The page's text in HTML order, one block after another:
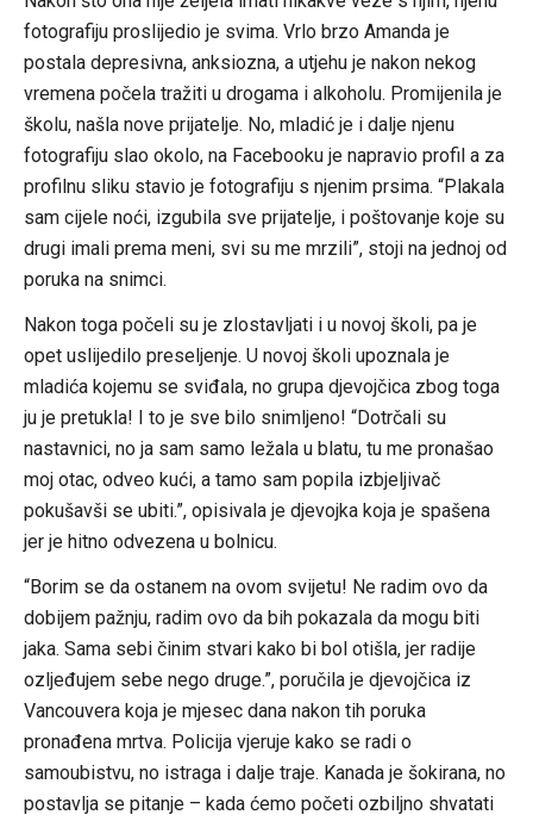
fotografiju proslijedio je svima. Vrlo brzo Amanda je
postala depresivna, anksiozna, a utjehu je nakon nekog
vremena počela tražiti u drogama i alkoholu. Promijenila je
školu, našla nove prijatelje. No, mladić je i dalje njenu
fotografiju slao okolo, na Facebooku je napravio profil a za
profilnu sliku stavio je fotografiju s njenim prsima. “Plakala
sam cijele noći, izgubila sve prijatelje, i poštovanje koje su
drugi imali prema meni, svi su me mrzili”, stoji na jednoj od
poruka na snimci.
Nakon toga počeli su je zlostavljati i u novoj školi, pa je
opet uslijedilo preseljenje. U novoj školi upoznala je
mladića kojemu se sviđala, no grupa djevojčica zbog toga
ju je pretukla! I to je sve bilo snimljeno! “Dotrčali su
nastavnici, no ja sam samo ležala u blatu, tu me pronašao
moj otac, odveo kući, a tamo sam popila izbjeljivač
pokušavši se ubiti.”, opisivala je djevojka koja je spašena
jer je hitno odvezena u bolnicu.
“Borim se da ostanem na ovom svijetu! Ne radim ovo da
dobijem pažnju, radim ovo da bih pokazala da mogu biti
jaka. Sama sebi činim stvari kako bi bol otišla, jer radije
ozljeđujem sebe nego druge.”, poručila je djevojčica iz
Vancouvera koja je mjesec dana nakon tih poruka
pronađena mrtva. Policija vjeruje kako se radi o
samoubistvu, no istraga i dalje traje. Kanada je šokirana, no
postavlja se pitanje – kada ćemo početi ozbiljno shvatati